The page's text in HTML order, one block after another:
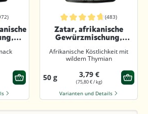
von 4.8 von 5 SternenDurchschnittliche Bewertung von
(483)
Zatar, afrikanische
Gewürzmischung,
Afrikanische Köstlichkeit mit
wildem Thymian
50 g 3,79 €
(75,80 € / kg)
Varianten und Details